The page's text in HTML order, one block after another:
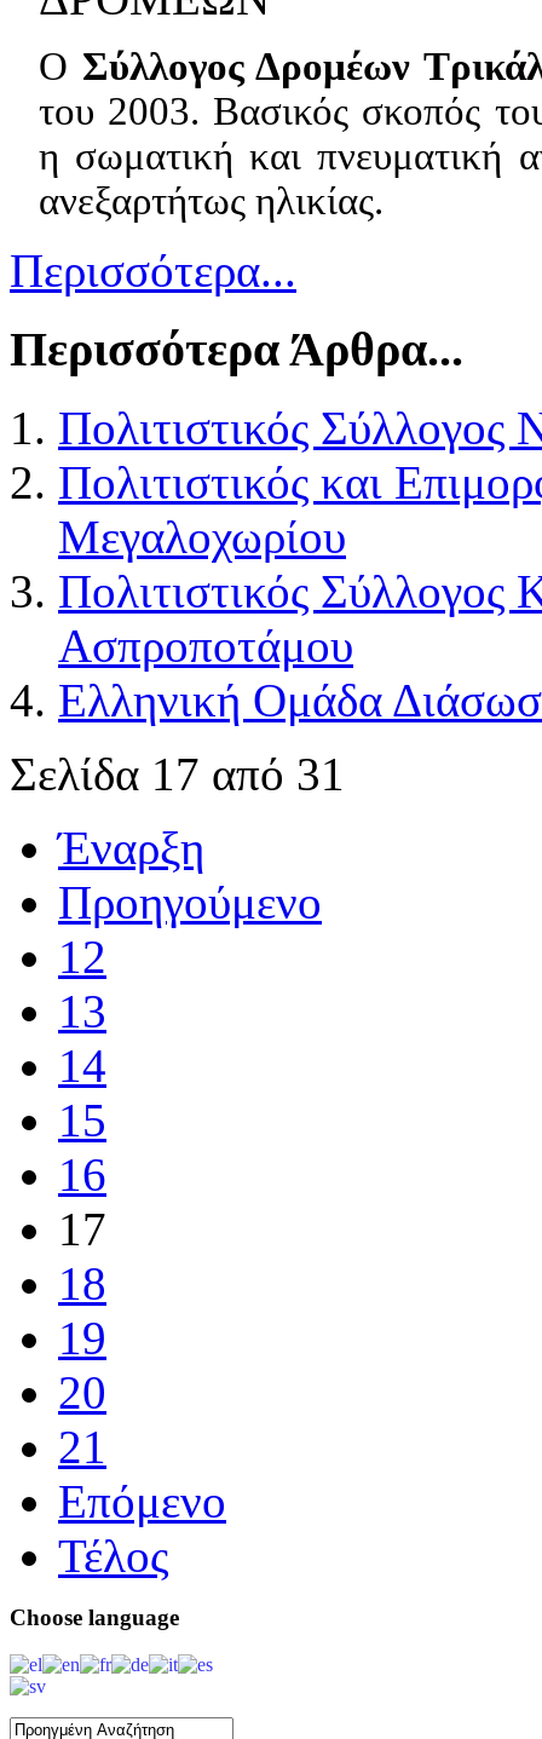
Ο Σύλλογος Δρομέων
του 2003. Βασικός σκοπός
η σωματική και πνευματική
ανεξαρτήτως ηλικίας.
Περισσότερα...
Περισσότερα Άρθρα...
Πολιτιστικός Σύλλογος
Πολιτιστικός και
Μεγαλοχωρίου
Πολιτιστικός Σύλλογος
Ασπροποτάμου
Ελληνική Ομάδα
Σελίδα 17 από 31
Έναρξη
Προηγούμενο
12
13
14
15
16
17
18
19
20
21
Επόμενο
Τέλος
Choose language